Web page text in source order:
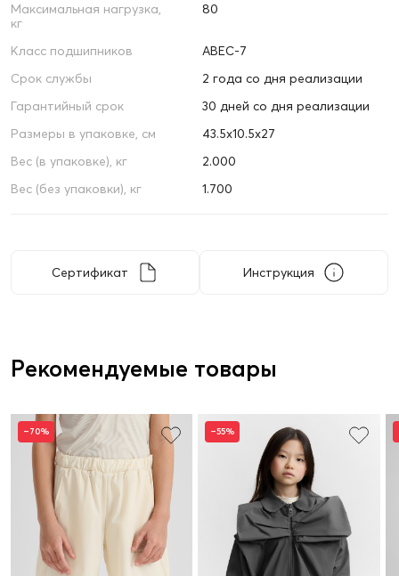
Максимальная нагрузка,
кг
80
Класс подшипников
ABEC-7
Срок службы
2 года со дня реализации
Гарантийный срок
30 дней со дня реализации
Размеры в упаковке, см
43.5х10.5х27
Вес (в упаковке), кг
2.000
Вес (без упаковки), кг
1.700
Сертификат Инструкция
Рекомендуемые товары
–70% –55%